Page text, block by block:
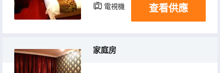
電視機 查看供應
家庭房